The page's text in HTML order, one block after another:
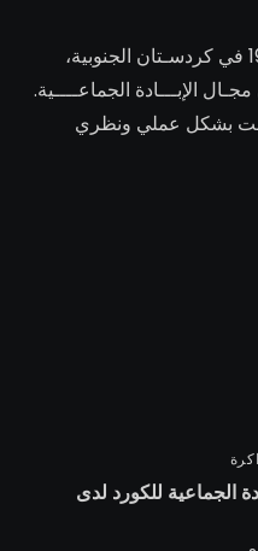
الإبـــادة الجماعــــية.
الجماعية للكورد لدى